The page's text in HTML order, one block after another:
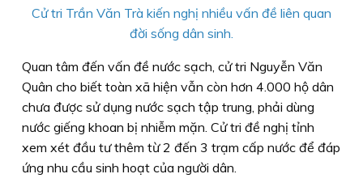
Cử tri Trần Văn Trà kiến nghị nhiều vấn đề liên quan
đời sống dân sinh.
Quan tâm đến vấn đề nước sạch, cử tri Nguyễn Văn
Quân cho biết toàn xã hiện vẫn còn hơn 4.000 hộ dân
chưa được sử dụng nước sạch tập trung, phải dùng
nước giếng khoan bị nhiễm mặn. Cử tri đề nghị tỉnh
xem xét đầu tư thêm từ 2 đến 3 trạm cấp nước để đáp
ứng nhu cầu sinh hoạt của người dân.